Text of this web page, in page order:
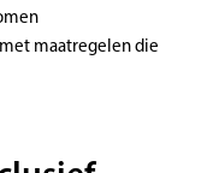
maatregelen die